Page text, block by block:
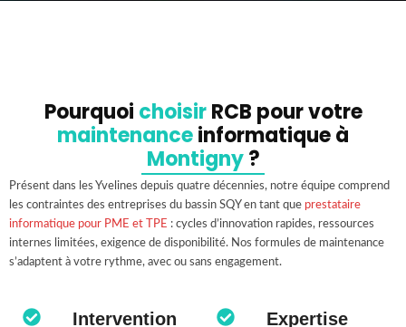
Pourquoi choisirRCB pour votre
maintenanceinformatique à
Montigny?
Présent dans les Yvelines depuis quatre décennies, notre équipe comprend
les contraintes des entreprises du bassin SQY en tant que prestataire
informatique pour PME et TPE : cycles d’innovation rapides, ressources
internes limitées, exigence de disponibilité. Nos formules de maintenance
s’adaptent à votre rythme, avec ou sans engagement.
Intervention
Expertise